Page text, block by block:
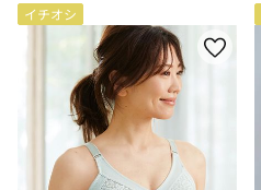
イチオシ